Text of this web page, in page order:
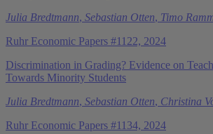
Julia Bredtmann, Sebastian Otten, Timo
Ruhr Economic Papers #1122, 2024
Discrimination in Grading? Evidence on
Towards Minority Students
Julia Bredtmann, Sebastian Otten, Christina
Ruhr Economic Papers #1134, 2024